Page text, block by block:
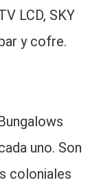
LCD, SKY
y cofre.
uno. Son
coloniales